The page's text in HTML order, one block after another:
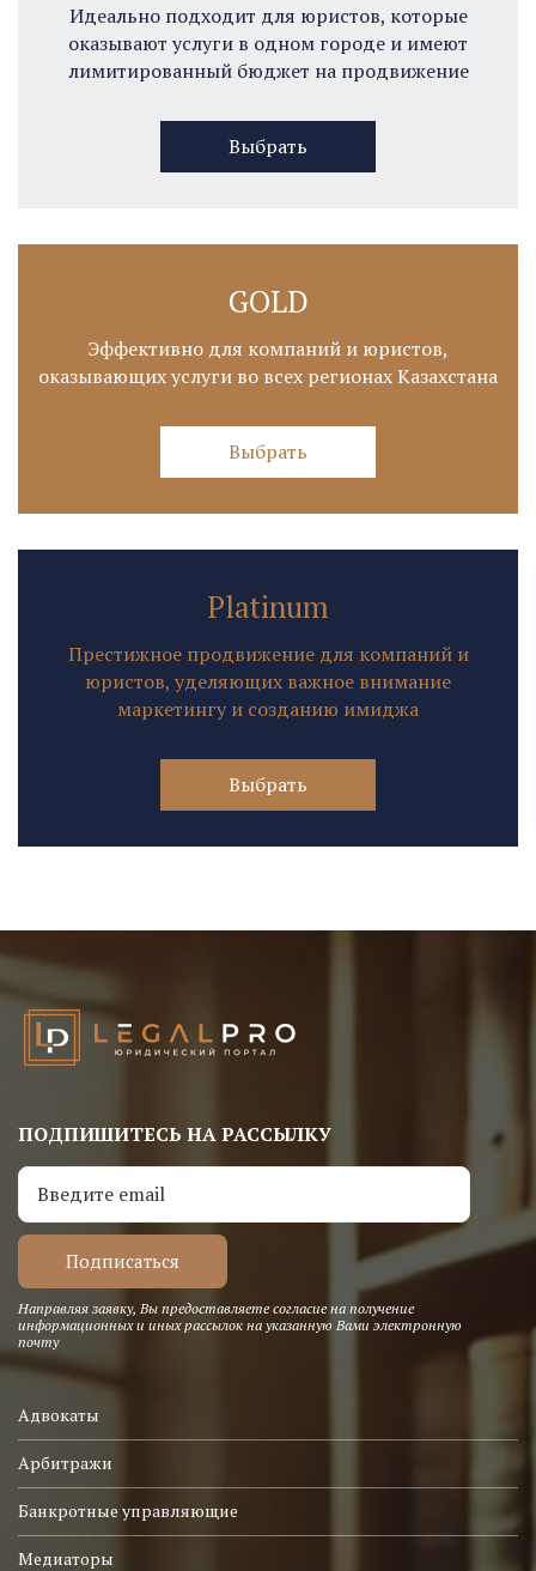
Идеально подходит для юристов, которые
оказывают услуги в одном городе и имеют
лимитированный бюджет на продвижение
Выбрать
GOLD
Эффективно для компаний и юристов,
оказывающих услуги во всех регионах Казахстана
Выбрать
Platinum
Престижное продвижение для компаний и
юристов, уделяющих важное внимание
маркетингу и созданию имиджа
Выбрать
ПОДПИШИТЕСЬ НА РАССЫЛКУ
Направляя заявку, Вы предоставляете согласие на получение
информационных и иных рассылок на указанную Вами электронную
почту
Адвокаты
Арбитражи
Банкротные управляющие
Медиаторы